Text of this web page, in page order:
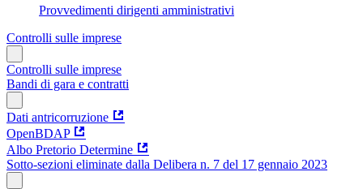
Provvedimenti dirigenti amministrativi
Controlli sulle imprese
Controlli sulle imprese
Bandi di gara e contratti
Dati antricorruzione
OpenBDAP
Albo Pretorio Determine
Sotto-sezioni eliminate dalla Delibera n. 7 del 17 gennaio 2023